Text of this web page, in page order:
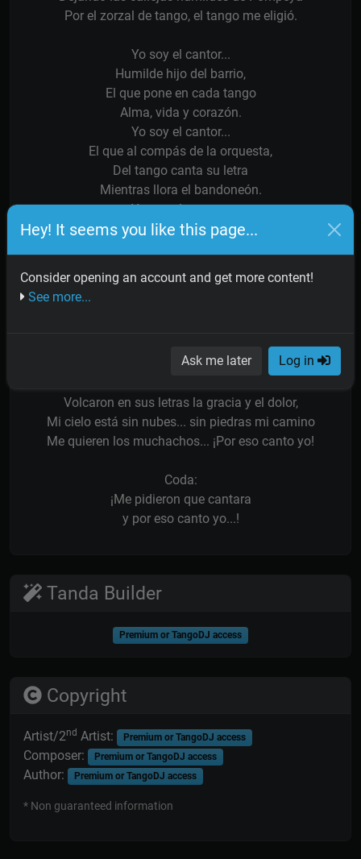
Hey! It seems you like this page...
Consider opening an account and get more content!
See more...
Ask me later Log in
Por el zorzal de tango, el tango me eligió.
Yo soy el cantor...
Humilde hijo del barrio,
El que pone en cada tango
Alma, vida y corazón.
Yo soy el cantor...
El que al compás de la orquesta,
Del tango canta su letra
Mientras llora el bandoneón.
Yo soy el cantor...
El que canta lo que siente,
Juan Tango desde entonces les dice por mis labios
Por mí la gente sabe, la angustia del que sufre
Tristeza de una espera, nostalgia de un amor.
Volcaron en sus letras la gracia y el dolor,
Mi cielo está sin nubes... sin piedras mi camino
Me quieren los muchachos... ¡Por eso canto yo!
Coda:
¡Me pidieron que cantara
y por eso canto yo...!
Tanda Builder
Premium or TangoDJ access
Copyright
Artist/2nd Artist: Premium or TangoDJ access
Composer: Premium or TangoDJ access
Author: Premium or TangoDJ access
* Non guaranteed information